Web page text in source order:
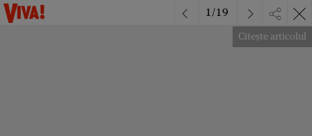
Citește articolul
1/19